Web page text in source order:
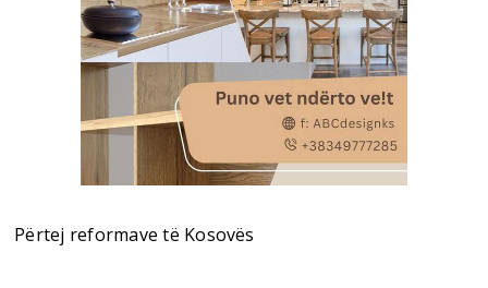
Përtej reformave të Kosovës